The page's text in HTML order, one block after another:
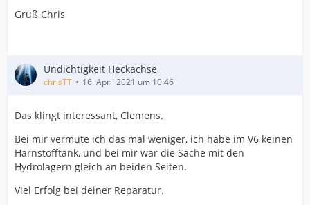
Gruß Chris
Undichtigkeit Heckachse
chrisTT 16. April 2021 um 10:46
Das klingt interessant, Clemens.
Bei mir vermute ich das mal weniger, ich habe im V6 keinen
Harnstofftank, und bei mir war die Sache mit den
Hydrolagern gleich an beiden Seiten.
Viel Erfolg bei deiner Reparatur.